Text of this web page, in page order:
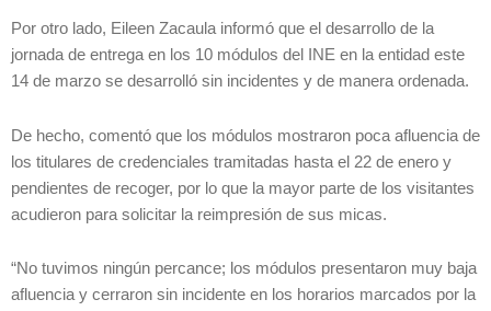
Por otro lado, Eileen Zacaula informó que el desarrollo de la
jornada de entrega en los 10 módulos del INE en la entidad este
14 de marzo se desarrolló sin incidentes y de manera ordenada.
De hecho, comentó que los módulos mostraron poca afluencia de
los titulares de credenciales tramitadas hasta el 22 de enero y
pendientes de recoger, por lo que la mayor parte de los visitantes
acudieron para solicitar la reimpresión de sus micas.
“No tuvimos ningún percance; los módulos presentaron muy baja
afluencia y cerraron sin incidente en los horarios marcados por la